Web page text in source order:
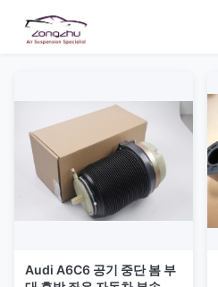
Audi A6C6 공기 중단 봄 부